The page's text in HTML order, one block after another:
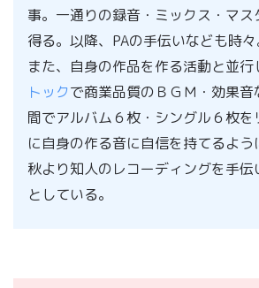
事。一通りの録音・ミックス・マス
得る。以降、PAの手伝いなども時々
また、自身の作品を作る活動と並行
トックで商業品質のＢＧＭ・効果
間でアルバム６枚・シングル６枚を
に自身の作る音に自信を持てるよ
秋より知人のレコーディングを手伝
としている。